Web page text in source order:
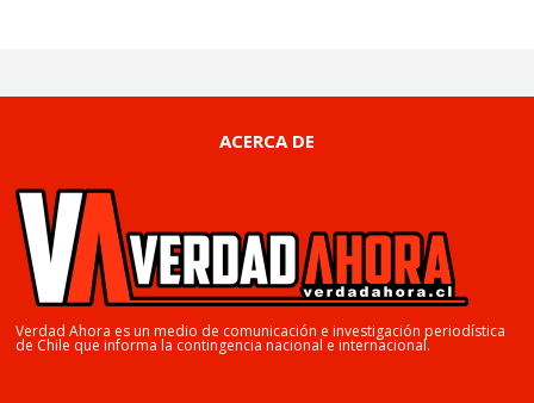
ACERCA DE
Verdad Ahora es un medio de comunicación e investigación periodística
de Chile que informa la contingencia nacional e internacional.